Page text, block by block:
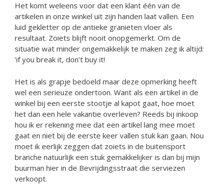
Het komt weleens voor dat een klant één van de
artikelen in onze winkel uit zijn handen laat vallen. Een
luid gekletter op de antieke granieten vloer als
resultaat. Zoiets blijft nooit onopgemerkt. Om de
situatie wat minder ongemakkelijk te maken zeg ik altijd:
‘if you break it, don’t buy it!
Het is als grapje bedoeld maar deze opmerking heeft
wel een serieuze ondertoon. Want als een artikel in de
winkel bij een eerste stootje al kapot gaat, hoe moet
het dan een hele vakantie overleven? Reeds bij inkoop
hou ik er rekening mee dat een artikel lang mee moet
gaat en niet bij de eerste keer vallen stuk kan gaan. Nou
moet ik eerlijk zeggen dat zoiets in de buitensport
branche natuurlijk een stuk gemakkelijker is dan bij mijn
buurman hier in de Bevrijdingsstraat die serviezen
verkoopt.